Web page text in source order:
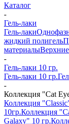
Каталог
-
Гель-лаки
Гель-лаки
жидкий полигель
материалы
-
Гель-лаки 10 гр.
Гель-лаки 10 гр.
-
Коллекция "Cat
Коллекция
10гр.Коллекция
Galaxy" 10 гр.